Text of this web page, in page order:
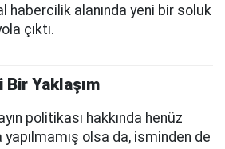
habercilik alanında yeni bir soluk
çıktı.
Yaklaşım
politikası hakkında henüz
yapılmamış olsa da, isminden de